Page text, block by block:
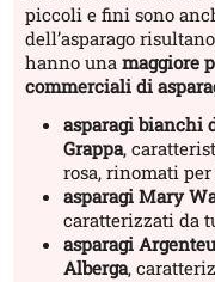
piccoli e fini sono
dell’asparago
hanno unamaggiore
commerciali di
asparagi bianchi
Grappa,
rosa, rinomati
asparagi Mary
caratterizzati da
asparagi
Alberga,